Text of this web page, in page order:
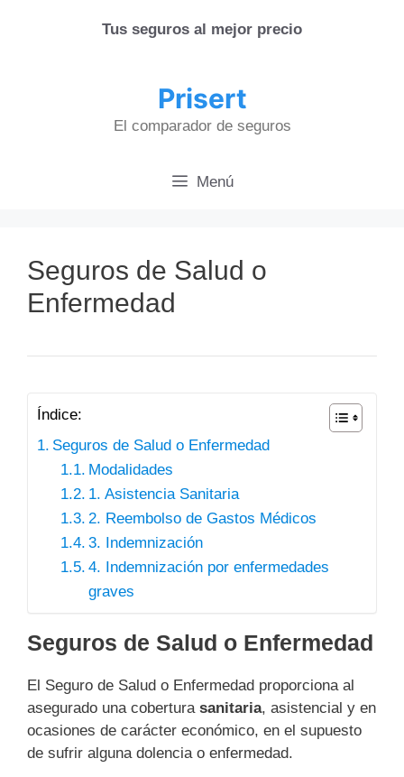
Tus seguros al mejor precio
Prisert
El comparador de seguros
Menú
Seguros de Salud o
Enfermedad
Índice:
Seguros de Salud o Enfermedad
Modalidades
1. Asistencia Sanitaria
2. Reembolso de Gastos Médicos
3. Indemnización
4. Indemnización por enfermedades
graves
Seguros de Salud o Enfermedad
El Seguro de Salud o Enfermedad proporciona al
asegurado una cobertura sanitaria, asistencial y en
ocasiones de carácter económico, en el supuesto
de sufrir alguna dolencia o enfermedad.